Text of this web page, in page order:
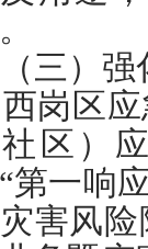
三）强
岗区应
社区）
第一响
害风